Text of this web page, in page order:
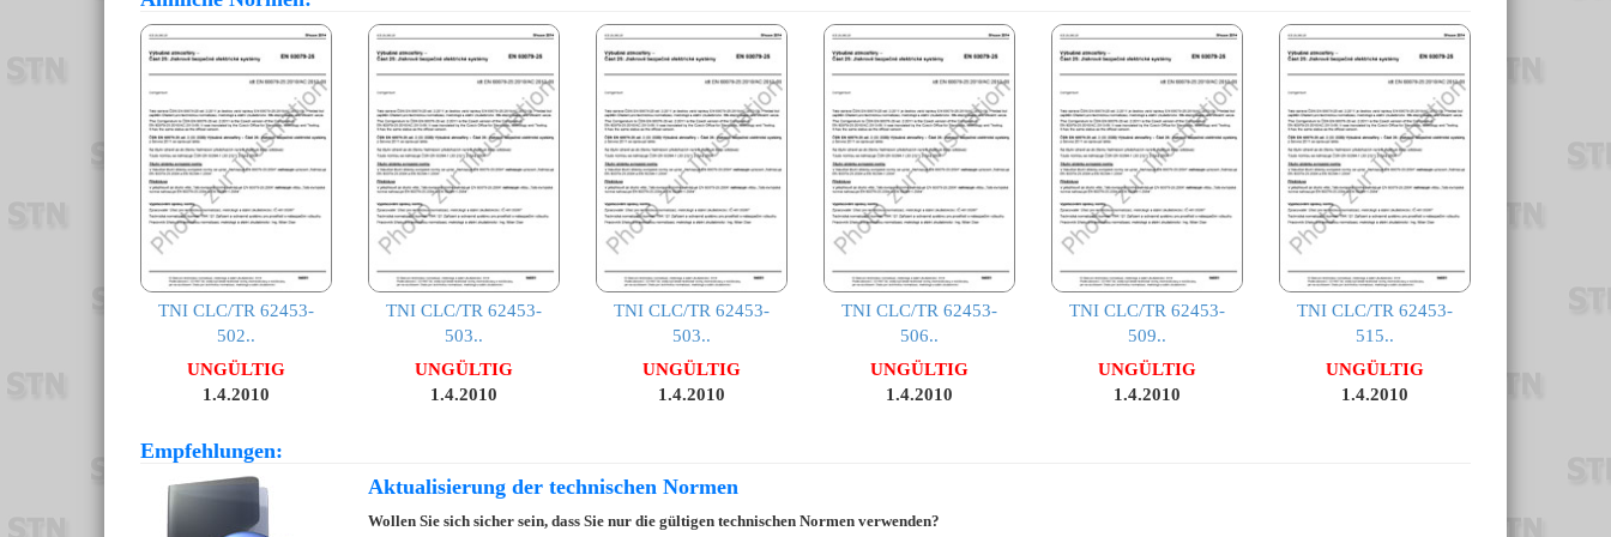
TNI CLC/TR 62453-
502..
UNGÜLTIG
1.4.2010
TNI CLC/TR 62453-
503..
UNGÜLTIG
1.4.2010
TNI CLC/TR 62453-
503..
UNGÜLTIG
1.4.2010
TNI CLC/TR 62453-
506..
UNGÜLTIG
1.4.2010
TNI CLC/TR 62453-
509..
UNGÜLTIG
1.4.2010
TNI CLC/TR 62453-
515..
UNGÜLTIG
1.4.2010
Empfehlungen:
Aktualisierung der technischen Normen
Wollen Sie sich sicher sein, dass Sie nur die gültigen technischen Normen verwenden?